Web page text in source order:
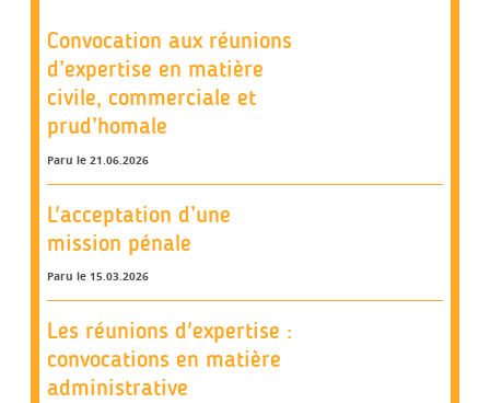
Convocation aux réunions
d’expertise en matière
civile, commerciale et
prud’homale
Paru le 21.06.2026
L'acceptation d’une
mission pénale
Paru le 15.03.2026
Les réunions d'expertise :
convocations en matière
administrative